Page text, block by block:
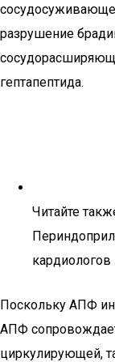
разрушение
гептапептида.
Читайте
кардиологов
Поскольку АПФ
АПФ
циркулирующей,